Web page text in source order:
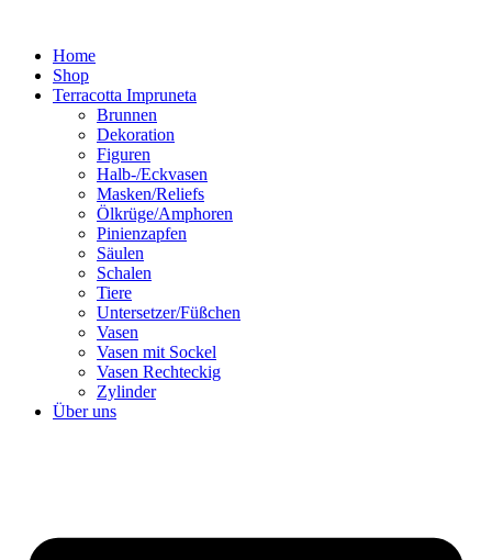
springenHome
Shop
Terracotta Impruneta
Brunnen
Dekoration
Figuren
Halb-/Eckvasen
Masken/Reliefs
Ölkrüge/Amphoren
Pinienzapfen
Säulen
Schalen
Tiere
Untersetzer/Füßchen
Vasen
Vasen mit Sockel
Vasen Rechteckig
Zylinder
Über uns